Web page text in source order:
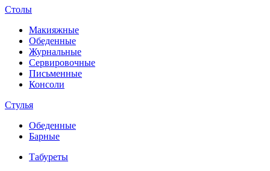
Столы
Макияжные
Обеденные
Журнальные
Сервировочные
Письменные
Консоли
Стулья
Обеденные
Барные
Табуреты